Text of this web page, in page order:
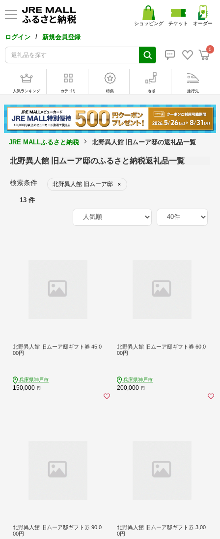
ログイン / 新規会員登録
0
ショッピング チケット オーダー
人気ランキング カテゴリ 特集 地域 旅行先
JRE MALLふるさと納税 北野異人館 旧ムーア邸の返礼品一覧
北野異人館 旧ムーア邸のふるさと納税返礼品一覧
検索条件 北野異人館 旧ムーア邸 ×
13 件
北野異人館 旧ムーア邸ギフト券 45,0
00円
兵庫県神戸市
150,000 円
北野異人館 旧ムーア邸ギフト券 60,0
00円
兵庫県神戸市
200,000 円
北野異人館 旧ムーア邸ギフト券 90,0
00円
北野異人館 旧ムーア邸ギフト券 3,00
0円